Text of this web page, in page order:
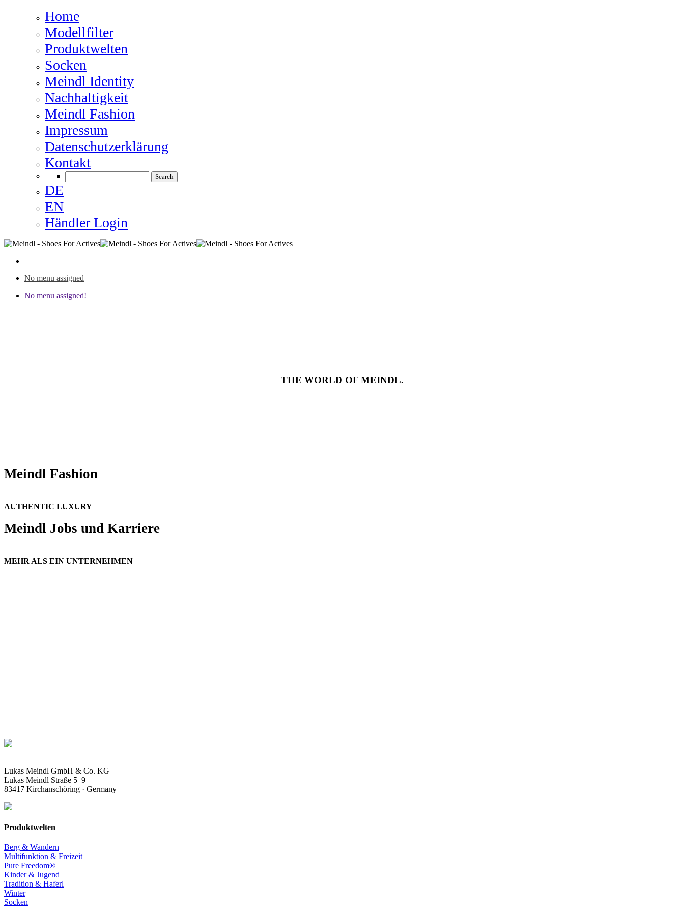
Home
Modellfilter
Produktwelten
Socken
Meindl Identity
Nachhaltigkeit
Meindl Fashion
Impressum
Datenschutzerklärung
Kontakt
DE
EN
Händler Login
No menu assigned
No menu assigned!
THE WORLD OF MEINDL.
Meindl Fashion
AUTHENTIC LUXURY
Meindl Jobs und Karriere
MEHR ALS EIN UNTERNEHMEN
Lukas Meindl GmbH & Co. KG
Lukas Meindl Straße 5–9
83417 Kirchanschöring · Germany
Produktwelten
Berg & Wandern
Multifunktion & Freizeit
Pure Freedom®
Kinder & Jugend
Tradition & Haferl
Winter
Socken